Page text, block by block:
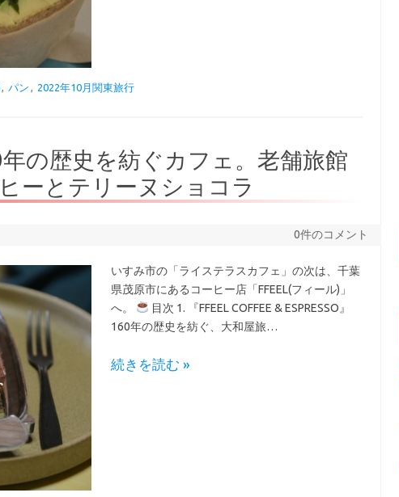
, パン , 2022年10月関東旅行
年の歴史を紡ぐカフェ。老舗旅館
ーとテリーヌショコラ
0件のコメント
いすみ市の「ライステラスカフェ」の次は、千葉
県茂原市にあるコーヒー店「FFEEL(フィール)」
へ。
目次 1. 『FFEEL COFFEE & ESPRESSO』
160年の歴史を紡ぐ、大和屋旅…
続きを読む »